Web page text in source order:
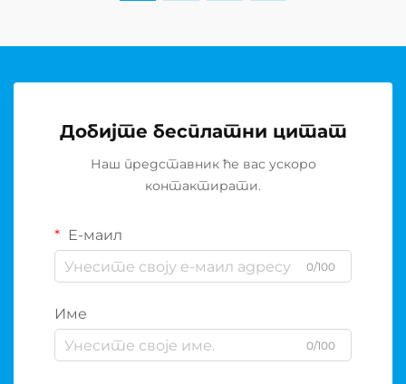
Добијте бесплатни цитат
Наш представник ће вас ускоро
контактирати.
Е-маил
0/100
Име
0/100